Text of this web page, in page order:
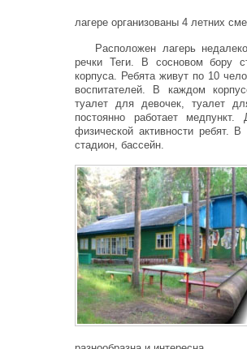
лагере организованы 4 летних
Расположен лагерь
речки Теги. В сосновом бору
корпуса. Ребята живут по 10
воспитателей. В каждом
туалет для девочек, туалет
постоянно работает
физической активности ребят.
стадион, бассейн.